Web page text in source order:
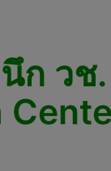
ก วช